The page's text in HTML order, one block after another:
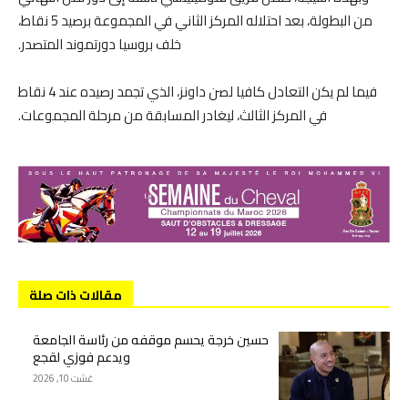
من البطولة، بعد احتلاله المركز الثاني في المجموعة برصيد 5 نقاط،
خلف بروسيا دورتموند المتصدر.
فيما لم يكن التعادل كافيا لصن داونز، الذي تجمد رصيده عند 4 نقاط
في المركز الثالث، ليغادر المسابقة من مرحلة المجموعات.
مقالات ذات صلة
حسين خرجة يحسم موقفه من رئاسة الجامعة
ويدعم فوزي لقجع
غشت 10, 2026